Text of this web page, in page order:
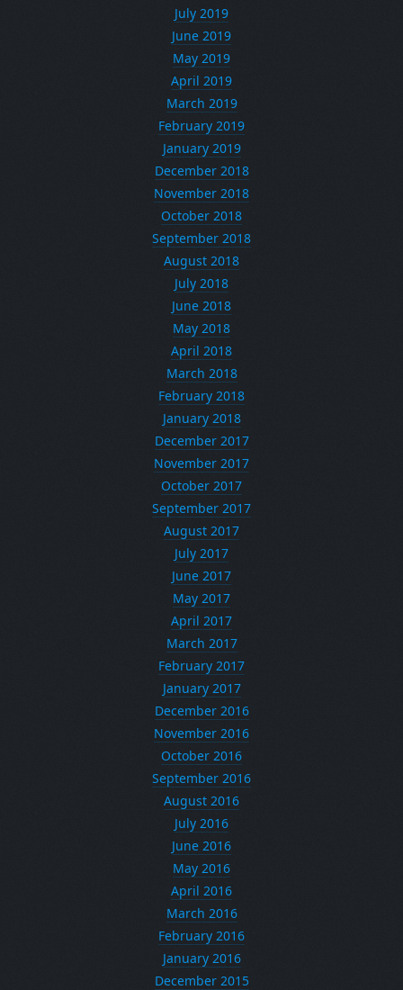
July 2019
June 2019
May 2019
April 2019
March 2019
February 2019
January 2019
December 2018
November 2018
October 2018
September 2018
August 2018
July 2018
June 2018
May 2018
April 2018
March 2018
February 2018
January 2018
December 2017
November 2017
October 2017
September 2017
August 2017
July 2017
June 2017
May 2017
April 2017
March 2017
February 2017
January 2017
December 2016
November 2016
October 2016
September 2016
August 2016
July 2016
June 2016
May 2016
April 2016
March 2016
February 2016
January 2016
December 2015